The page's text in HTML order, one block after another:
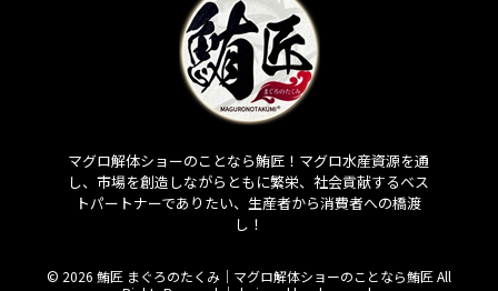
マグロ解体ショーのことなら鮪匠！マグロ水産資源を通
し、市場を創造しながらともに繁栄、社会貢献するベス
トパートナーでありたい、生産者から消費者への橋渡
し！
© 2026 鮪匠 まぐろのたくみ｜マグロ解体ショーのことなら鮪匠 All